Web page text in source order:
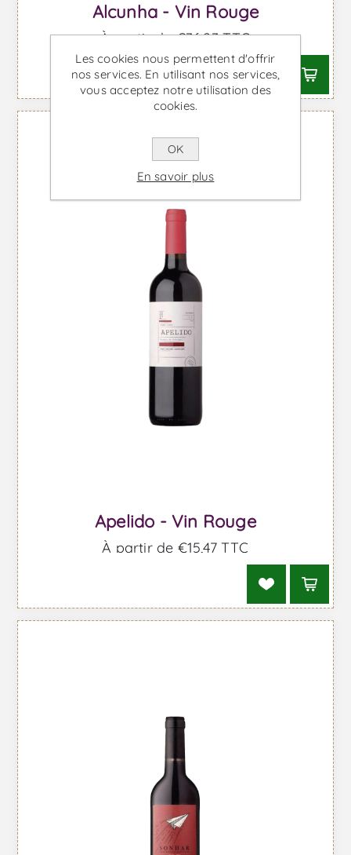
Alcunha - Vin Rouge
À partir de €36,23 TTC
Apelido - Vin Rouge
À partir de €15,47 TTC
Les cookies nous permettent d'offrir
nos services. En utilisant nos services,
vous acceptez notre utilisation des
cookies.
OK
En savoir plus